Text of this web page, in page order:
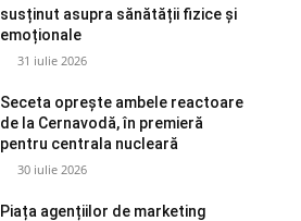
susținut asupra sănătății fizice și
emoționale
31 iulie 2026
Seceta oprește ambele reactoare
de la Cernavodă, în premieră
pentru centrala nucleară
30 iulie 2026
Piața agențiilor de marketing